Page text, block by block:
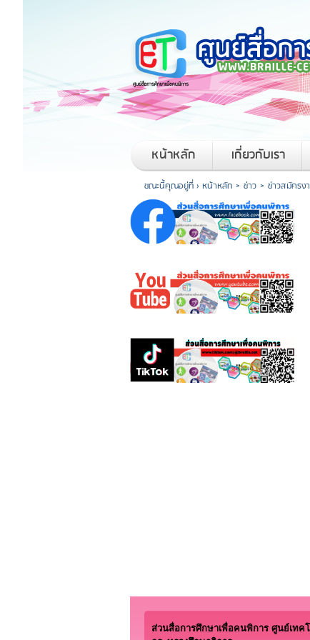
หน้าหลัก เกี่ยวกับเรา
ขณะนี้คุณอยู่ที่ › หน้าหลัก > ข่าว > ข่าวสมัครง
ส่วนสื่อการศึกษาเพื่อคนพิการ ศูนย์เทคโ